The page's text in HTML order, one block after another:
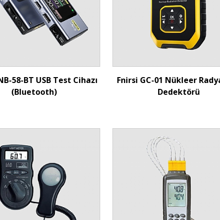
İncele
58-BT USB Test Cihazı
(Bluetooth)
İncele
Fnirsi GC-01 Nükleer
Dedektörü